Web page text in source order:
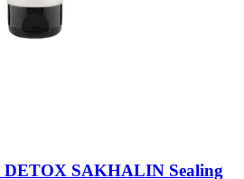
DETOX SAKHALIN Sealing